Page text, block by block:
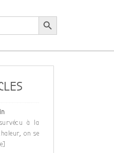
Search Button
à la
on se